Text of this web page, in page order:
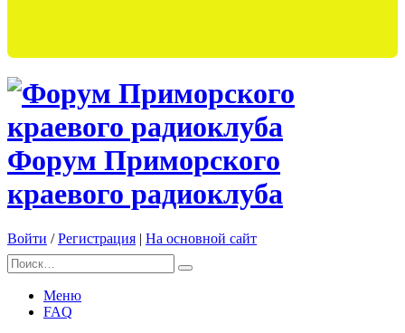
Форум Приморского
краевого радиоклуба
Войти /Регистрация | На основной сайт
Меню
FAQ